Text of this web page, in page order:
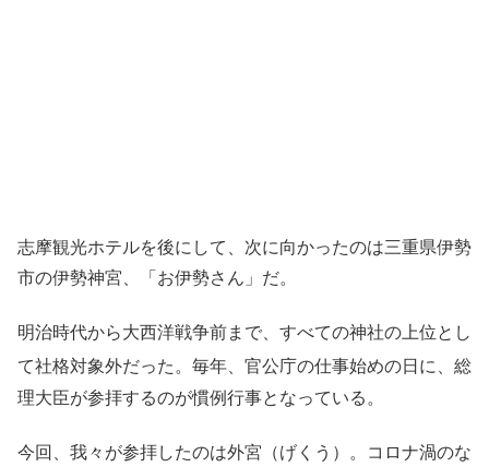
志摩観光ホテルを後にして、次に向かったのは三重県伊勢
市の伊勢神宮、「お伊勢さん」だ。
明治時代から大西洋戦争前まで、すべての神社の上位とし
て社格対象外だった。毎年、官公庁の仕事始めの日 に、総
理大臣が参拝するのが慣例行事となっている。
今回、我々が参拝したのは外宮（げくう）。コロナ渦のな